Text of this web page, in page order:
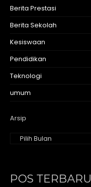
Berita Prestasi
Berita Sekolah
Kesiswaan
Pendidikan
Teknologi
umum
Arsip
POS TERBARU